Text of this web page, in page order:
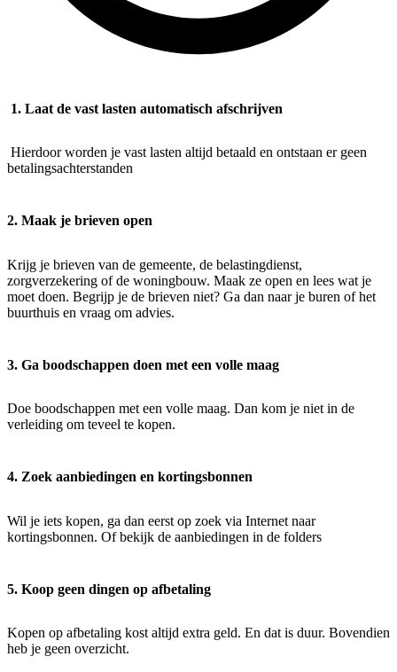
1. Laat de vast lasten automatisch afschrijven
Hierdoor worden je vast lasten altijd betaald en ontstaan er geen
betalingsachterstanden
2. Maak je brieven open
Krijg je brieven van de gemeente, de belastingdienst,
zorgverzekering of de woningbouw. Maak ze open en lees wat je
moet doen. Begrijp je de brieven niet? Ga dan naar je buren of het
buurthuis en vraag om advies.
3. Ga boodschappen doen met een volle maag
Doe boodschappen met een volle maag. Dan kom je niet in de
verleiding om teveel te kopen.
4. Zoek aanbiedingen en kortingsbonnen
Wil je iets kopen, ga dan eerst op zoek via Internet naar
kortingsbonnen. Of bekijk de aanbiedingen in de folders
5. Koop geen dingen op afbetaling
Kopen op afbetaling kost altijd extra geld. En dat is duur. Bovendien
heb je geen overzicht.